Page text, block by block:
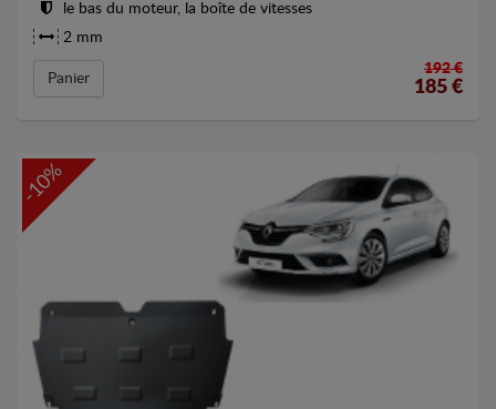
le bas du moteur, la boîte de vitesses
2 mm
Panier
192 €
185 €
-10%